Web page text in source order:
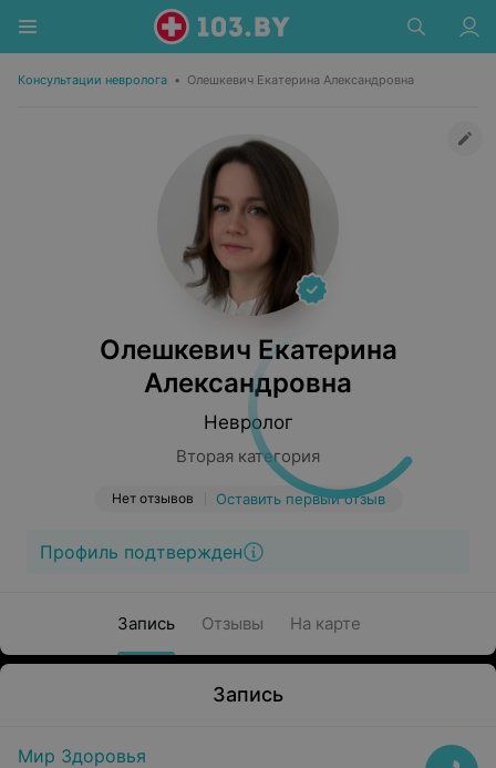
Консультации невролога • Олешкевич Екатерина Александровна
Олешкевич Екатерина
Александровна
Невролог
Вторая категория
Нет отзывов Оставить первый отзыв
Профиль подтвержден
Запись Отзывы На карте
Запись
Мир Здоровья